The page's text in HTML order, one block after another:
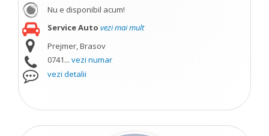
Nu e disponibil acum!
Service Auto vezi mai mult
Prejmer, Brasov
0741... vezi numar
vezi detalii